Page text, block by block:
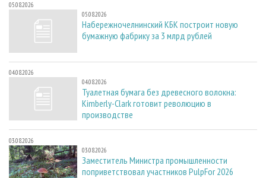
05.08.2026
05.08.2026
Набережночелнинский КБК построит новую
бумажную фабрику за 3 млрд рублей
04.08.2026
04.08.2026
Туалетная бумага без древесного волокна:
Kimberly-Clark готовит революцию в
производстве
03.08.2026
03.08.2026
Заместитель Министра промышленности
поприветствовал участников PulpFor 2026